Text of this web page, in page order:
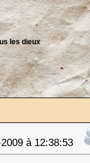
les dieux
à 12:38:53